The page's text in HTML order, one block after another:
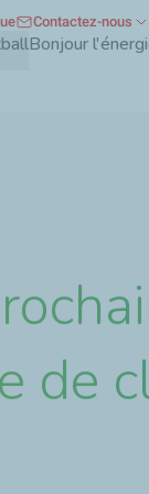
Bonjour
Contactez-nous
de